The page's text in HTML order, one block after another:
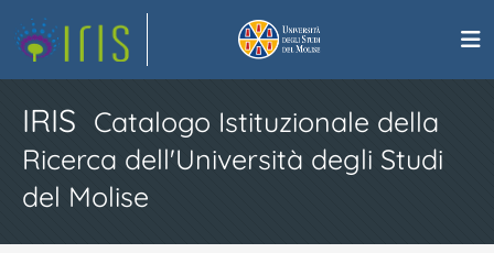
IRIS Catalogo Istituzionale della
Ricerca dell'Università degli Studi
del Molise